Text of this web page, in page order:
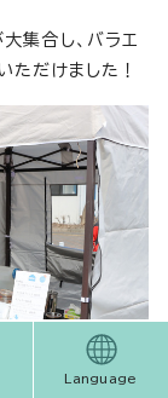
集合し、バラエ
ただけました！
Language